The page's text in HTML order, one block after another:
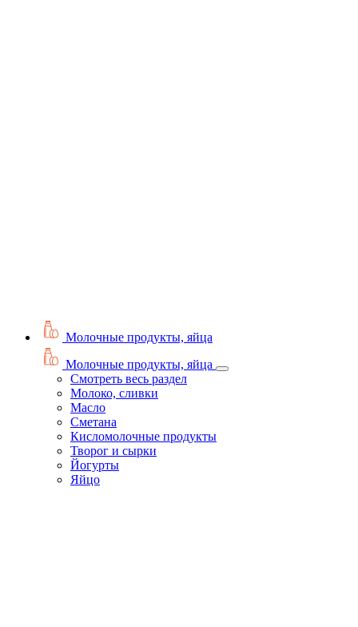
Молочные продукты, яйца
Молочные продукты, яйца
Смотреть весь раздел
Молоко, сливки
Масло
Сметана
Кисломолочные продукты
Творог и сырки
Йогурты
Яйцо